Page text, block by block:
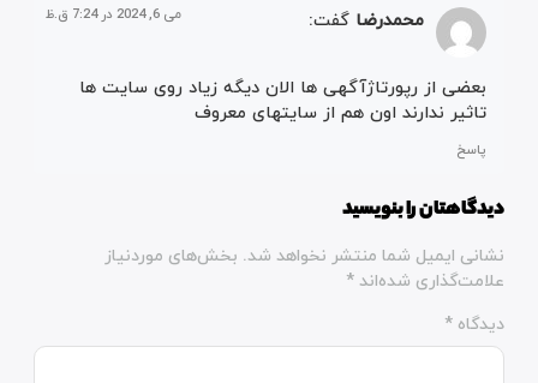
محمدرضا گفت: می 6, 2024 در 7:24 ق.ظ
بعضی از رپورتاژآگهی ها الان دیگه زیاد روی سایت ها
تاثیر ندارند اون هم از سایتهای معروف
پاسخ
دیدگاهتان را بنویسید
نشانی ایمیل شما منتشر نخواهد شد. بخش‌های موردنیاز
علامت‌گذاری شده‌اند *
دیدگاه *